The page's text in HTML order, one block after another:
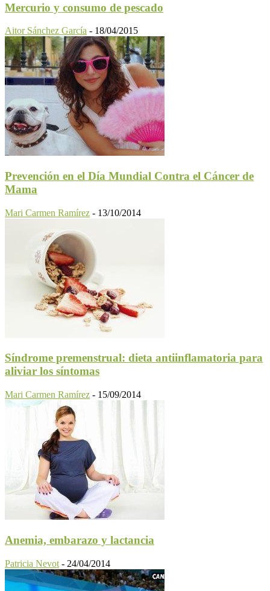
Mercurio y consumo de pescado
Aitor Sánchez García - 18/04/2015
Prevención en el Día Mundial Contra el Cáncer de
Mama
Mari Carmen Ramírez - 13/10/2014
Síndrome premenstrual: dieta antiinflamatoria para
aliviar los síntomas
Mari Carmen Ramírez - 15/09/2014
Anemia, embarazo y lactancia
Patricia Nevot - 24/04/2014